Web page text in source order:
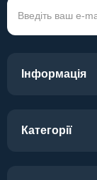
Інформація
Категорії